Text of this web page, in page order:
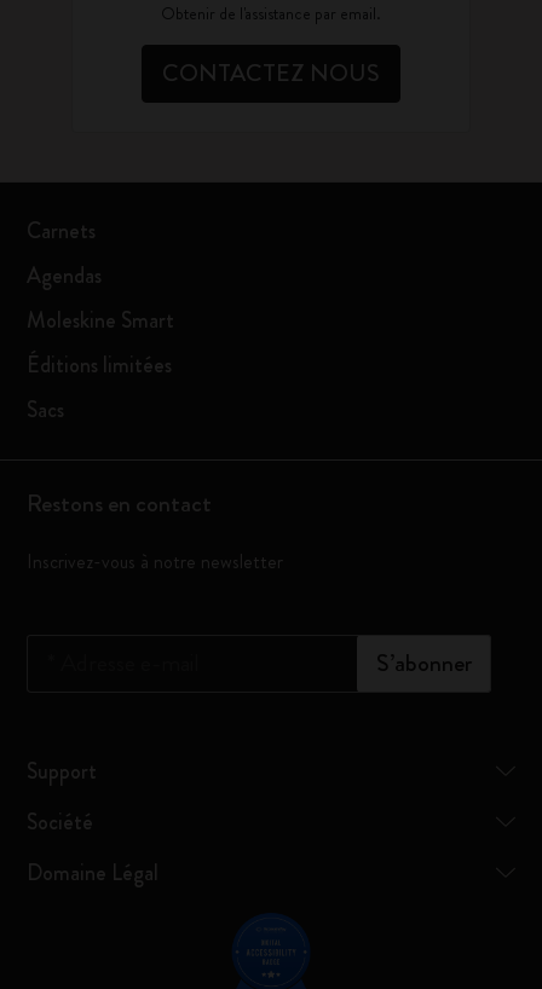
Obtenir de l'assistance par email.
CONTACTEZ NOUS
Carnets
Agendas
Moleskine Smart
Éditions limitées
Sacs
Restons en contact
Inscrivez-vous à notre newsletter
S’abonner
Support
Société
Domaine Légal